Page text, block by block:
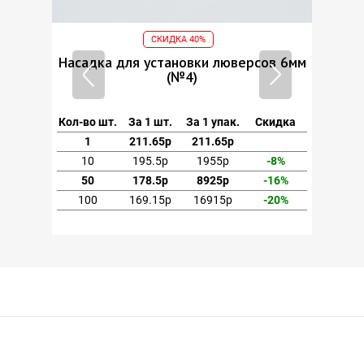
люверсов 6мм
Скидка
-8%
-16%
-20%
Насадка для установки люверсов
(№4)
Кол-во шт. За 1 шт. За 1 упак.
1
211.65р
10
195.5р 1955р
50
178.5р 8925р
100
169.15р 16915р